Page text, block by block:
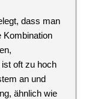
dass man
Kombination
oft zu hoch
an und
ähnlich wie